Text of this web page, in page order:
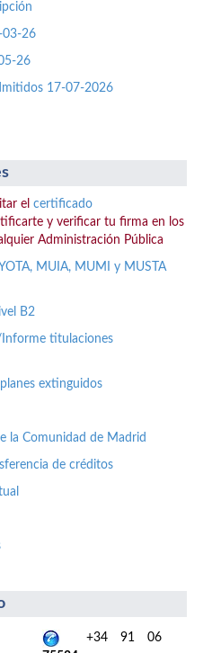
03-26
26
17-07-2026
el certificado
y verificar tu firma en los
Administración Pública
MUIA, MUMI y MUSTA
B2
titulaciones
extinguidos
la Comunidad de Madrid
de créditos
+34 91 06